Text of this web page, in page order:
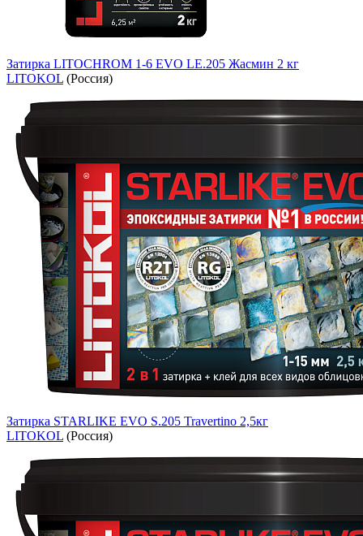
Затирка LITOCHROM 1-6 EVO LE.205 Жасмин 2 кг
LITOKOL (Россия)
Затирка STARLIKE EVO S.205 Travertino 2,5кг
LITOKOL (Россия)